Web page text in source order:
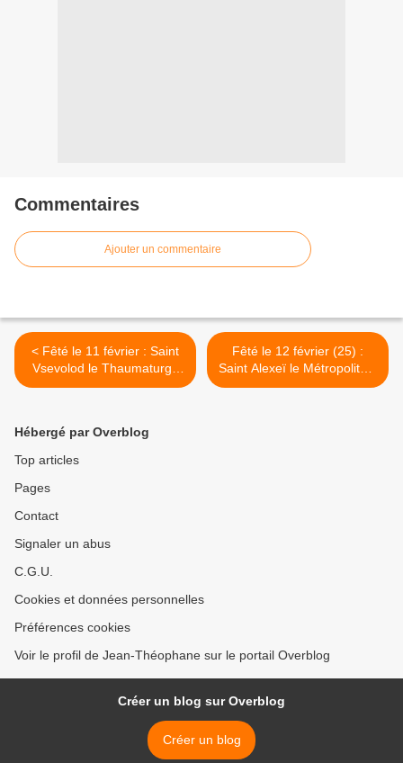
Commentaires
Ajouter un commentaire
< Fêté le 11 février : Saint
Vsevolod le Thaumaturge
de Ps'kov
Fêté le 12 février (25) :
Saint Alexeï le Métropolitain
de Moscou et Thaumaturge
Hébergé par Overblog
Top articles
Pages
Contact
Signaler un abus
C.G.U.
Cookies et données personnelles
Préférences cookies
Voir le profil de Jean-Théophane sur le portail Overblog
Créer un blog sur Overblog
Créer un blog